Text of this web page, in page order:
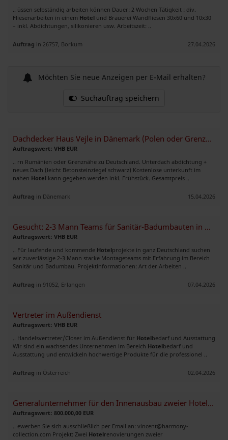
.. üssen selbständig arbeiten können Dauer: 2 Wochen Tätigkeit : div.
Fliesenarbeiten in einem Hotel und Brauerei Wandfliesen 30x60 und 10x30
– inkl. Abdichtungen, silikonieren usw. Arbeitszeit: ..
Auftrag in 26757, Borkum 27.04.2026
Möchten Sie neue Anzeigen per E-Mail erhalten?
Suchauftrag speichern
Dachdecker Haus Vejle in Dänemark (Polen oder Grenznähe)
Auftragswert: VHB EUR
.. rn Rumänien oder Grenznähe zu Deutschland. Unterdach abdichtung +
neues Dach (leicht Betonsteinziegel schwarz) Kostenlose unterkunft im
nahen Hotel kann gegeben werden inkl. Frühstück. Gesamtpreis ..
Auftrag in Dänemark 15.04.2026
Gesucht: 2-3 Mann Teams für Sanitär-Badumbauten in Hotels (Deutschland
Auftragswert: VHB EUR
.. Für laufende und kommende Hotelprojekte in ganz Deutschland suchen
wir zuverlässige 2-3 Mann starke Montageteams mit Erfahrung im Bereich
Sanitär und Badumbau. Projektinformationen: Art der Arbeiten ..
Auftrag in 91052, Erlangen 07.04.2026
Vertreter im Außendienst
Auftragswert: VHB EUR
.. Handelsvertreter/Closer im Außendienst für Hotelbedarf und Ausstattung
Wir sind ein wachsendes Unternehmen im Bereich Hotelbedarf und
Ausstattung und entwickeln hochwertige Produkte für die professionel ..
Auftrag in Österreich 02.04.2026
Generalunternehmer für den Innenausbau zweier Hotels in Stuttgart
Auftragswert: 800.000,00 EUR
.. ewerben Sie sich ausschließlich per Email an: vincent@harmony-
collection.com Projekt: Zwei Hotelrenovierungen zweier